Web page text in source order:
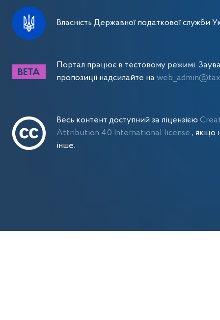
Власність Державної податкової служби
Портал працює в тестовому режимі.
пропозиції надсилайте на
Весь контент доступний за ліцензією
Attribution 4.0 International license , якщо
інше.